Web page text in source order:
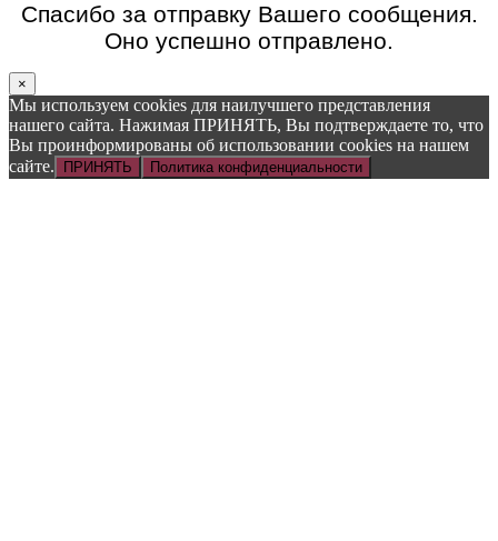
Спасибо за отправку Вашего сообщения.
Оно успешно отправлено.
×
Мы используем cookies для наилучшего представления
нашего сайта. Нажимая ПРИНЯТЬ, Вы подтверждаете то, что
Вы проинформированы об использовании cookies на нашем
сайте.
ПРИНЯТЬ Политика конфиденциальности